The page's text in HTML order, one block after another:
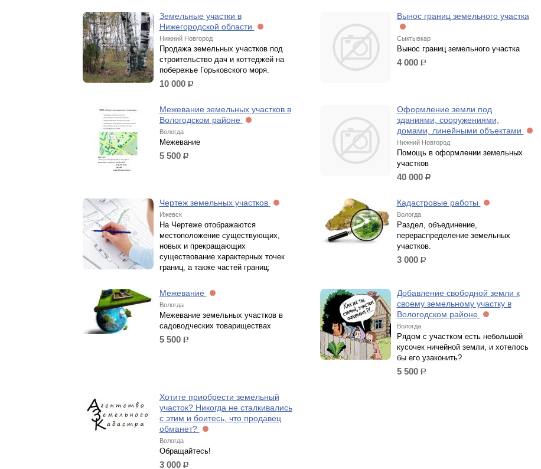
Земельные участки в
Нижегородской области
Нижний Новгород
Продажа земельных участков под
строительство дач и коттеджей на
побережье Горьковского моря.
10 000 р.
Вынос границ земельного участка
Сыктывкар
Вынос границ земельного участка
4 000 р.
Межевание земельных участков в
Вологодском районе
Вологда
Межевание
5 500 р.
Оформление земли под
зданиями, сооружениями,
домами, линейными объектами
Нижний Новгород
Помощь в оформлении земельных
участков
40 000 р.
Чертеж земельных участков
Ижевск
На Чертеже отображаются
местоположение существующих,
новых и прекращающих
существование характерных точек
границ, а также частей границ;
Кадастровые работы
Вологда
Раздел, объединение,
перераспределение земельных
участков.
3 000 р.
Межевание
Вологда
Межевание земельных участков в
садоводческих товариществах
5 500 р.
Добавление свободной земли к
своему земельному участку в
Вологодском районе
Вологда
Рядом с участком есть небольшой
кусочек ничейной земли, и хотелось
бы его узаконить?
5 500 р.
Хотите приобрести земельный
участок? Никогда не сталкивались
с этим и боитесь, что продавец
обманет?
Вологда
Обращайтесь!
3 000 р.